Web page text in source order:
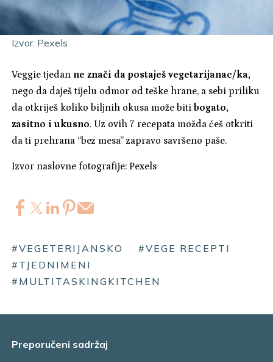
Izvor: Pexels
Veggie tjedan ne znači da postaješ vegetarijanac/ka,
nego da daješ tijelu odmor od teške hrane, a sebi priliku
da otkriješ koliko biljnih okusa može bitibogato,
zasitno i ukusno. Uz ovih 7 recepata možda ćeš otkriti
da ti prehrana “bez mesa” zapravo savršeno paše.
Izvor naslovne fotografije: Pexels
#VEGETERIJANSKO
#VEGE RECEPTI
#TJEDNIMENI
#MULTITASKINGKITCHEN
Preporučeni sadržaj